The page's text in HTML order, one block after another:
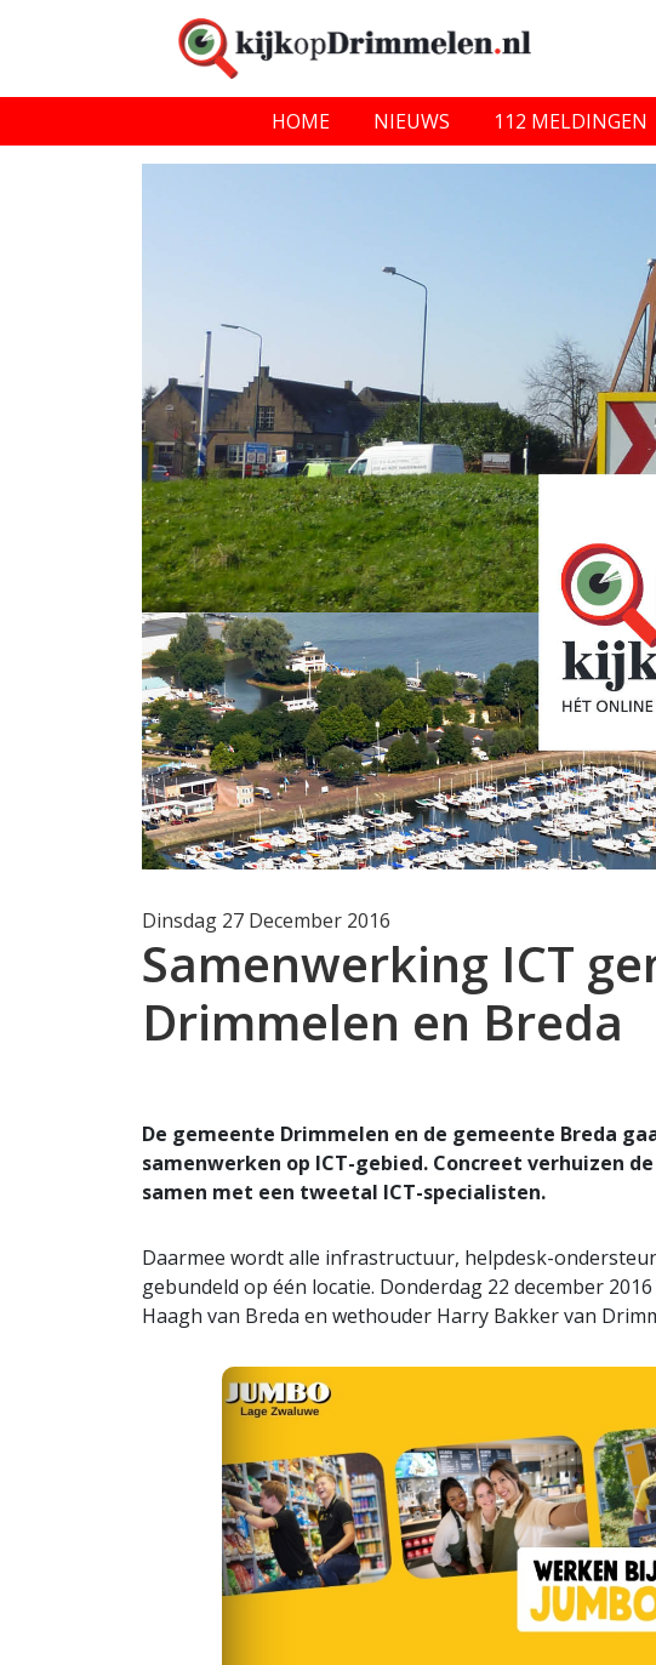
HOME NIEUWS 112 MELDINGEN
Dinsdag 27 December 2016
Samenwerking ICT
Drimmelen en Breda
De gemeente Drimmelen en de gemeente Breda
samenwerken op ICT-gebied. Concreet verhuizen
samen met een tweetal ICT-specialisten.
Daarmee wordt alle infrastructuur, helpdesk-
gebundeld op één locatie. Donderdag 22 december
Haagh van Breda en wethouder Harry Bakker van